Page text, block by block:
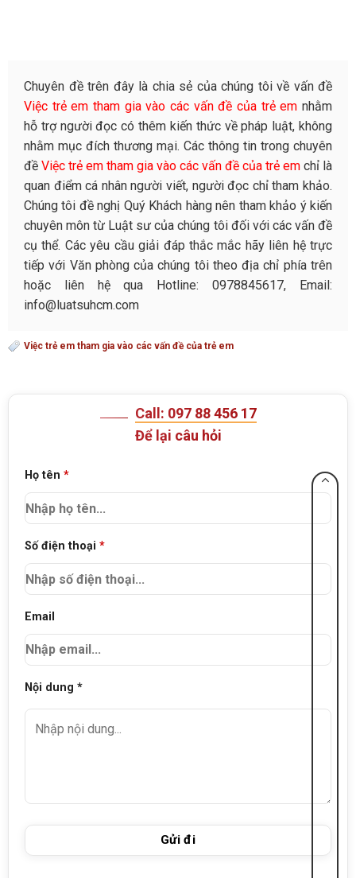
Chuyên đề trên đây là chia sẻ của chúng tôi về vấn đề
Việc trẻ em tham gia vào các vấn đề của trẻ em nhằm
hỗ trợ người đọc có thêm kiến thức về pháp luật, không
nhằm mục đích thương mại. Các thông tin trong chuyên
đề Việc trẻ em tham gia vào các vấn đề của trẻ em chỉ là
quan điểm cá nhân người viết, người đọc chỉ tham khảo.
Chúng tôi đề nghị Quý Khách hàng nên tham khảo ý kiến
chuyên môn từ Luật sư của chúng tôi đối với các vấn đề
cụ thể. Các yêu cầu giải đáp thắc mắc hãy liên hệ trực
tiếp với Văn phòng của chúng tôi theo địa chỉ phía trên
hoặc liên hệ qua Hotline: 0978845617, Email:
info@luatsuhcm.com
Việc trẻ em tham gia vào các vấn đề của trẻ em
Call: 097 88 456 17
Để lại câu hỏi
Họ tên *
Số điện thoại *
Email
Nội dung *